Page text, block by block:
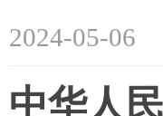
2024-05-06
中华人